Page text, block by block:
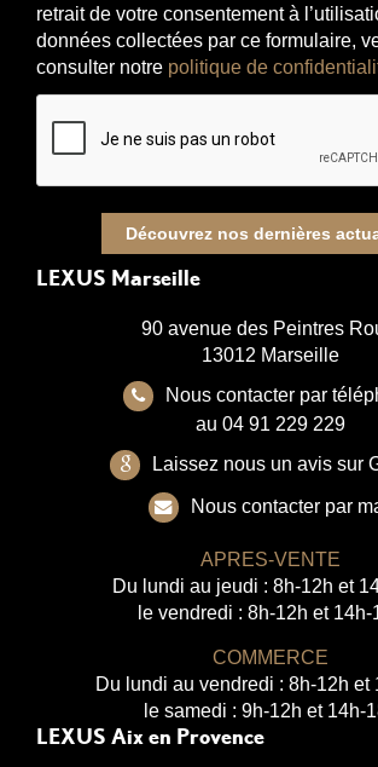
retrait de votre consentement à
données collectées par ce formulaire,
consulter notre politique de
Découvrez nos dernières
LEXUS Marseille
90 avenue des Peintres
13012 Marseille
Nous contacter par
au 04 91 229 229
Laissez nous un avis sur
Nous contacter par
APRES-VENTE
Du lundi au jeudi : 8h-12h et
le vendredi : 8h-12h et 14h-
COMMERCE
Du lundi au vendredi : 8h-12h et
le samedi : 9h-12h et 14h-
LEXUS Aix en Provence